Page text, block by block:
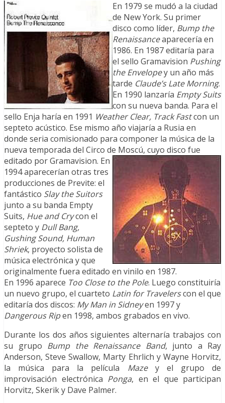
En 1979 se mudó a la ciudad
de New York. Su primer
disco como líder, Bump the
Renaissanceaparecería en
1986. En 1987 editaría para
el sello Gramavision Pushing
the Envelopey un año más
tarde Claude’s Late Morning.
En 1990 lanzaría Empty Suits
con su nueva banda. Para el
sello Enja haría en 1991 Weather Clear, Track Fastcon un
septeto acústico. Ese mismo año viajaría a Rusia en
donde seria comisionado para componer la música de la
nueva temporada del Circo de Moscú, cuyo disco fue
editado por Gramavision. En
1994 aparecerían otras tres
producciones de Previte: el
fantástico Slay the Suitors
junto a su banda Empty
Suits, Hue and Crycon el
septeto y Dull Bang,
Gushing Sound, Human
Shriek, proyecto solista de
música electrónica y que
originalmente fuera editado en vinilo en 1987.
En 1996 aparece Too Close to the Pole. Luego constituiría
un nuevo grupo, el cuarteto Latin for Travelerscon el que
editaría dos discos: My Man in Sidneyen 1997 y
Dangerous Ripen 1998, ambos grabados en vivo.
Durante los dos años siguientes alternaría trabajos con
su grupo Bump the Renaissance Band, junto a Ray
Anderson, Steve Swallow, Marty Ehrlich y Wayne Horvitz,
la música para la película Mazey el grupo de
improvisación electrónica Ponga, en el que participan
Horvitz, Skerik y Dave Palmer.